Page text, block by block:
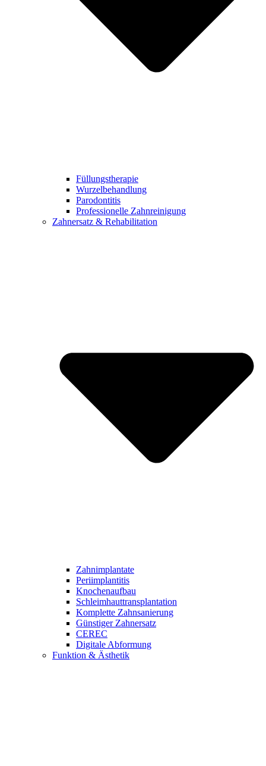
Füllungstherapie
Wurzelbehandlung
Parodontitis
Professionelle Zahnreinigung
Zahnersatz & Rehabilitation
Zahnimplantate
Periimplantitis
Knochenaufbau
Schleimhauttransplantation
Komplette Zahnsanierung
Günstiger Zahnersatz
CEREC
Digitale Abformung
Funktion & Ästhetik